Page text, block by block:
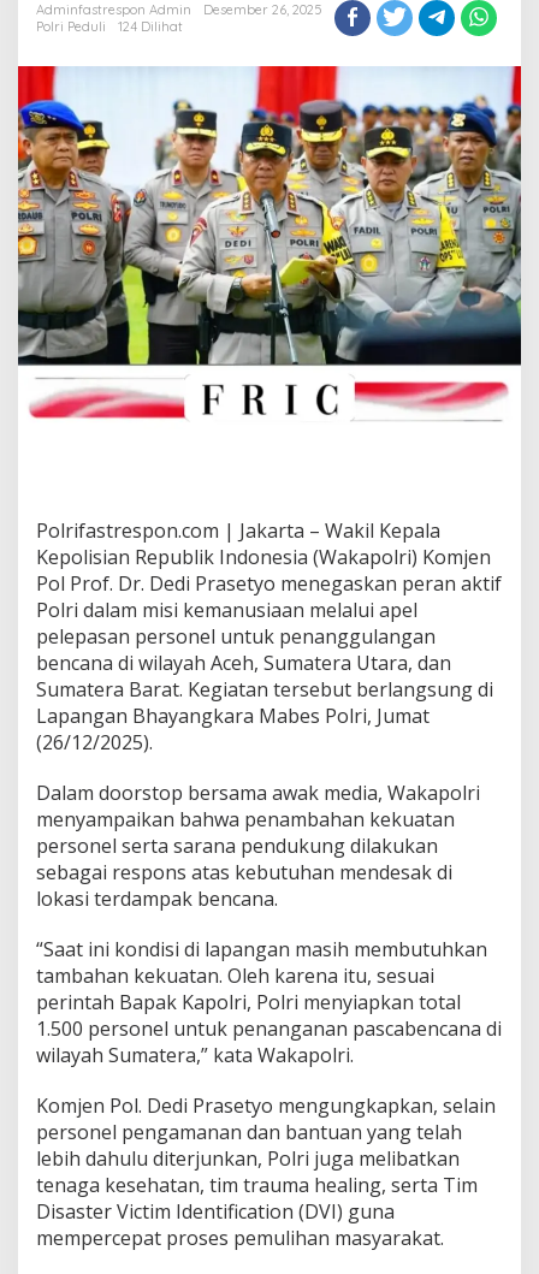
Sumatera
Adminfastrespon Admin
Desember 26, 2025
Polri Peduli
124 Dilihat
Polrifastrespon.com | Jakarta – Wakil Kepala
Kepolisian Republik Indonesia (Wakapolri) Komjen
Pol Prof. Dr. Dedi Prasetyo menegaskan peran aktif
Polri dalam misi kemanusiaan melalui apel
pelepasan personel untuk penanggulangan
bencana di wilayah Aceh, Sumatera Utara, dan
Sumatera Barat. Kegiatan tersebut berlangsung di
Lapangan Bhayangkara Mabes Polri, Jumat
(26/12/2025).
Dalam doorstop bersama awak media, Wakapolri
menyampaikan bahwa penambahan kekuatan
personel serta sarana pendukung dilakukan
sebagai respons atas kebutuhan mendesak di
lokasi terdampak bencana.
“Saat ini kondisi di lapangan masih membutuhkan
tambahan kekuatan. Oleh karena itu, sesuai
perintah Bapak Kapolri, Polri menyiapkan total
1.500 personel untuk penanganan pascabencana di
wilayah Sumatera,” kata Wakapolri.
Komjen Pol. Dedi Prasetyo mengungkapkan, selain
personel pengamanan dan bantuan yang telah
lebih dahulu diterjunkan, Polri juga melibatkan
tenaga kesehatan, tim trauma healing, serta Tim
Disaster Victim Identification (DVI) guna
mempercepat proses pemulihan masyarakat.